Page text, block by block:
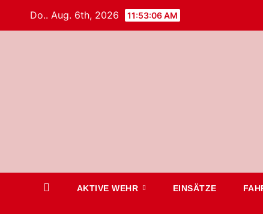
Do.. Aug. 6th, 2026 11:53:07 AM
AKTIVE WEHR EINSÄTZE